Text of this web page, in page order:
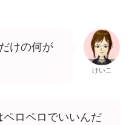
けの何が
けいこ
ペロペロでいいんだ